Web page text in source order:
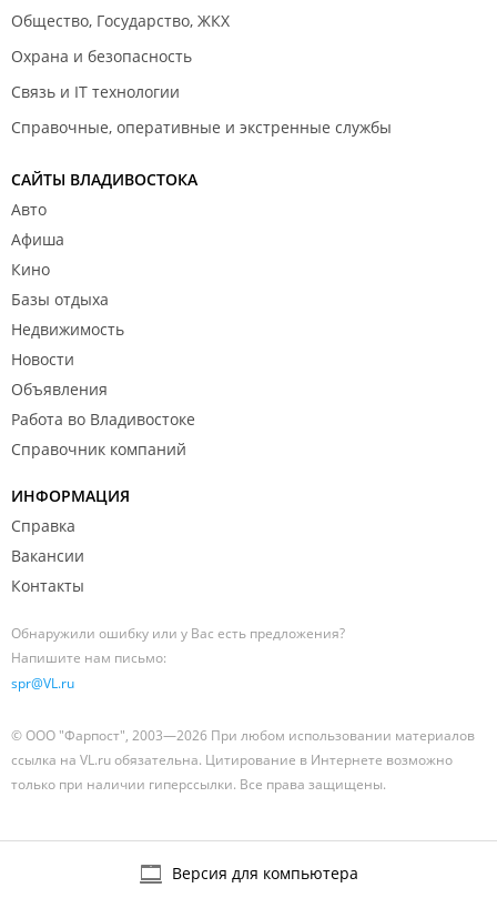
Общество, Государство, ЖКХ
Охрана и безопасность
Связь и IT технологии
Справочные, оперативные и экстренные службы
САЙТЫ ВЛАДИВОСТОКА
Авто
Афиша
Кино
Базы отдыха
Недвижимость
Новости
Объявления
Работа во Владивостоке
Справочник компаний
ИНФОРМАЦИЯ
Справка
Вакансии
Контакты
Обнаружили ошибку или у Вас есть предложения?
Напишите нам письмо:
spr@VL.ru
© ООО "Фарпост", 2003—2026 При любом использовании материалов
ссылка на VL.ru обязательна. Цитирование в Интернете возможно
только при наличии гиперссылки. Все права защищены.
Версия для компьютера